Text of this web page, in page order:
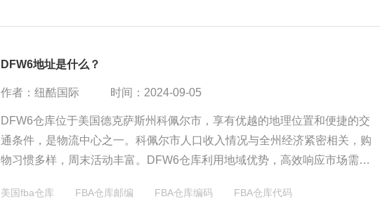
DFW6地址是什么？
作者：纽酷国际 时间：2024-09-05
DFW6仓库位于美国德克萨斯州科佩尔市，享有优越的地理位置和便捷的交
通条件，是物流中心之一。科佩尔市人口收入情况与全州经济紧密相关，购
物习惯多样，周末活动丰富。DFW6仓库利用地域优势，高效响应市场需
美国fba仓库 FBA仓库邮编 FBA仓库编码
FBA仓库代码